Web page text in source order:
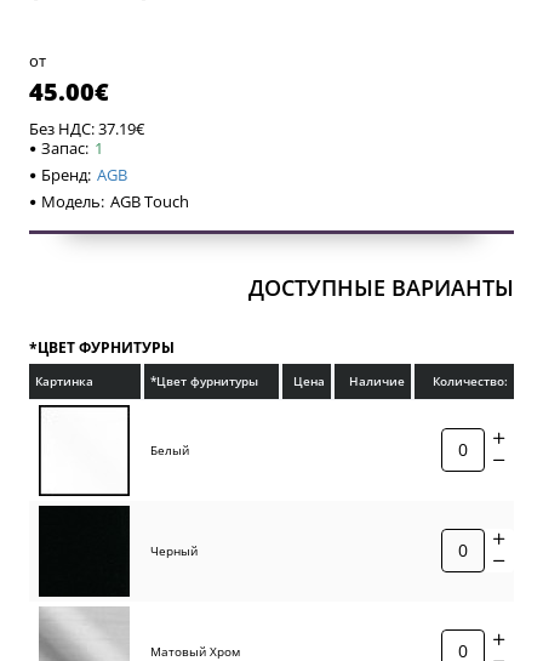
от
45.00€
Без НДС: 37.19€
Запас: 1
Бренд: AGB
Модель: AGB Touch
ДОСТУПНЫЕ ВАРИАНТЫ
*ЦВЕТ ФУРНИТУРЫ
Картинка *Цвет фурнитуры Цена Наличие Количество:
Белый
Черный
Матовый Хром